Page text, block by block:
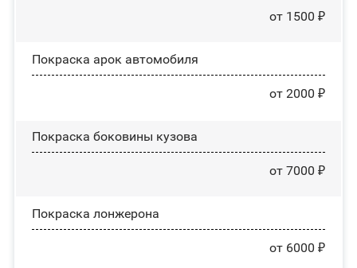
от 1500 ₽
Покраска арок автомобиля
от 2000 ₽
Покраска боковины кузова
от 7000 ₽
Покраска лонжерона
от 6000 ₽